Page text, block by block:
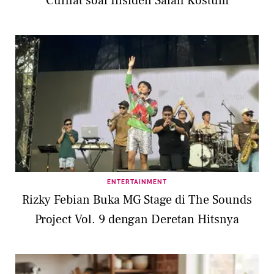
ENTERTAINMENT
Rizky Febian Buka MG Stage di The Sounds
Project Vol. 9 dengan Deretan Hitsnya